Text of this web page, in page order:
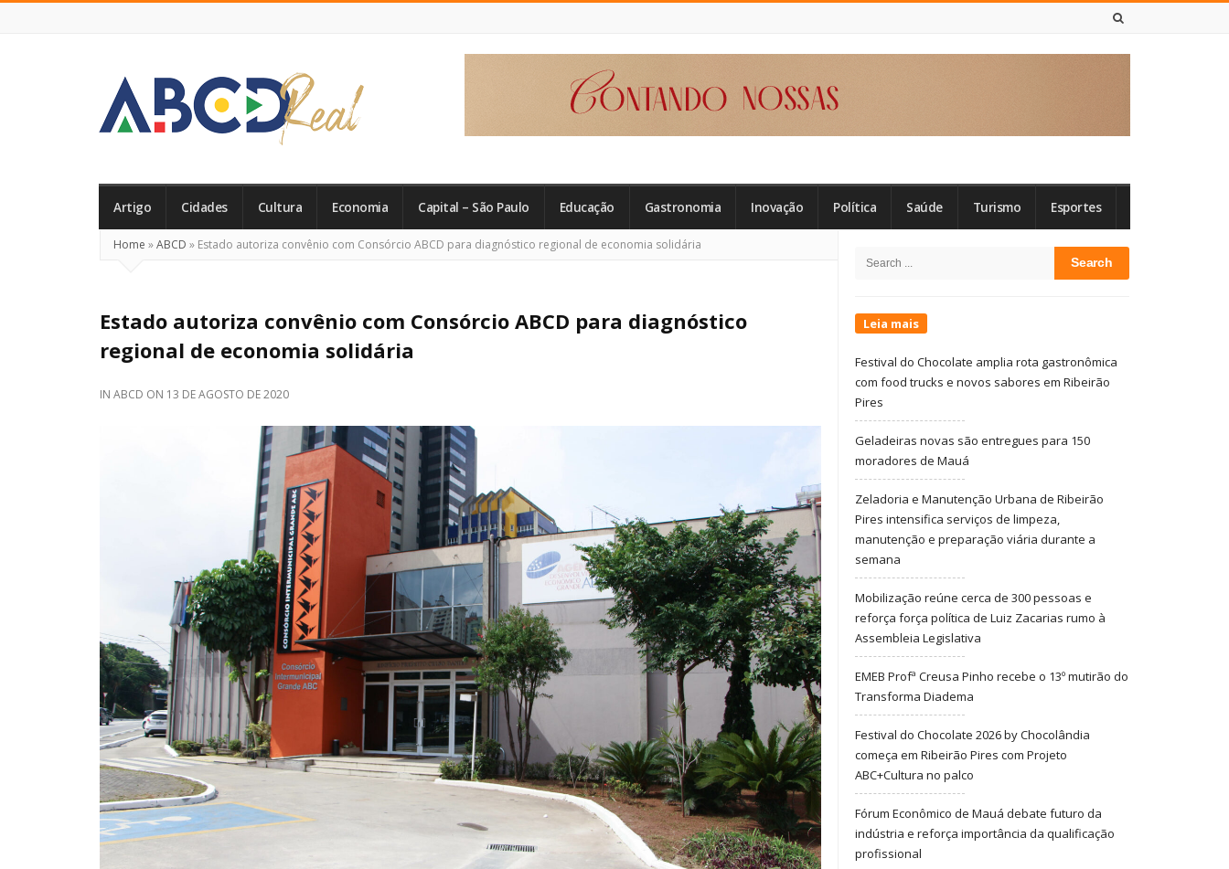
Real
Artigo Cidades Cultura Economia Capital – São Paulo Educação Gastronomia Inovação Política Saúde Turismo Esportes
Home »ABCD » Estado autoriza convênio com Consórcio ABCD para diagnóstico regional de economia solidária
Estado autoriza convênio com Consórcio ABCD para diagnóstico
regional de economia solidária
IN ABCD ON 13 DE AGOSTO DE 2020
Sidebar
Search
Leia mais
Festival do Chocolate amplia rota gastronômica
com food trucks e novos sabores em Ribeirão
Pires
Geladeiras novas são entregues para 150
moradores de Mauá
Zeladoria e Manutenção Urbana de Ribeirão
Pires intensifica serviços de limpeza,
manutenção e preparação viária durante a
semana
Mobilização reúne cerca de 300 pessoas e
reforça força política de Luiz Zacarias rumo à
Assembleia Legislativa
EMEB Profª Creusa Pinho recebe o 13º mutirão do
Transforma Diadema
Festival do Chocolate 2026 by Chocolândia
começa em Ribeirão Pires com Projeto
ABC+Cultura no palco
Fórum Econômico de Mauá debate futuro da
indústria e reforça importância da qualificação
profissional